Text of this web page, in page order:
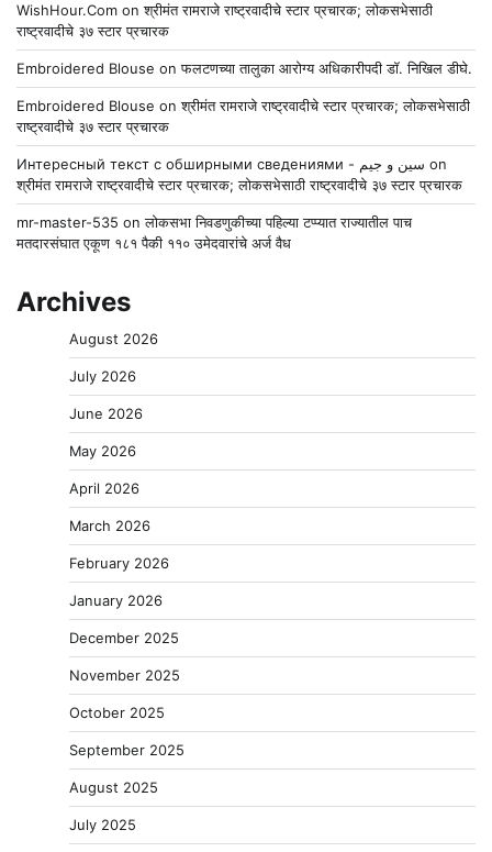
WishHour.Com onश्रीमंत रामराजे राष्ट्रवादीचे स्टार प्रचारक; लोकसभेसाठी
राष्ट्रवादीचे ३७ स्टार प्रचारक
Embroidered Blouse onफलटणच्या तालुका आरोग्य अधिकारीपदी डॉ. निखिल डीघे.
Embroidered Blouse onश्रीमंत रामराजे राष्ट्रवादीचे स्टार प्रचारक; लोकसभेसाठी
राष्ट्रवादीचे ३७ स्टार प्रचारक
Интересный текст с обширными сведениями - سين و جيم on
श्रीमंत रामराजे राष्ट्रवादीचे स्टार प्रचारक; लोकसभेसाठी राष्ट्रवादीचे ३७ स्टार प्रचारक
mr-master-535 onलोकसभा निवडणुकीच्या पहिल्या टप्प्यात राज्यातील पाच
मतदारसंघात एकूण १८१ पैकी ११० उमेदवारांचे अर्ज वैध
Archives
August 2026
July 2026
June 2026
May 2026
April 2026
March 2026
February 2026
January 2026
December 2025
November 2025
October 2025
September 2025
August 2025
July 2025